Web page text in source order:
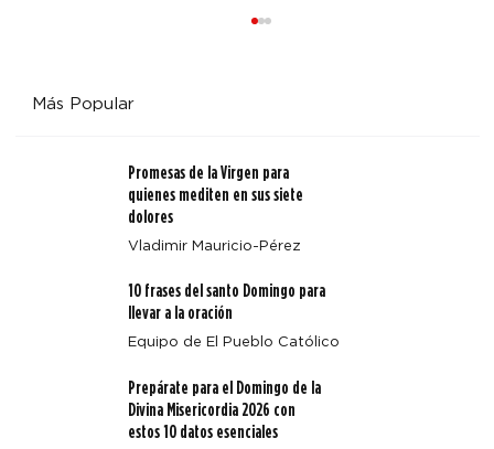
una reflexión sobre el arte de santa María Magdalena
Más Popular
Promesas de la Virgen para
quienes mediten en sus siete
dolores
Vladimir Mauricio-Pérez
10 frases del santo Domingo para
llevar a la oración
Equipo de El Pueblo Católico
Prepárate para el Domingo de la
Divina Misericordia 2026 con
estos 10 datos esenciales